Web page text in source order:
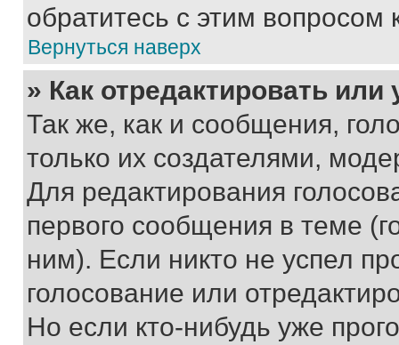
обратитесь с этим вопросом
Вернуться наверх
» Как отредактировать
Так же, как и сообщения,
только их создателями,
Для редактирования
первого сообщения в теме
ним). Если никто не успел
голосование или
Но если кто-нибудь уже